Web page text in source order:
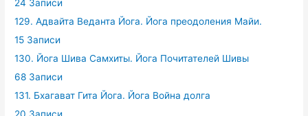
24 Записи
129. Адвайта Веданта Йога. Йога преодоления Майи.
15 Записи
130. Йога Шива Самхиты. Йога Почитателей Шивы
68 Записи
131. Бхагават Гита Йога. Йога Война долга